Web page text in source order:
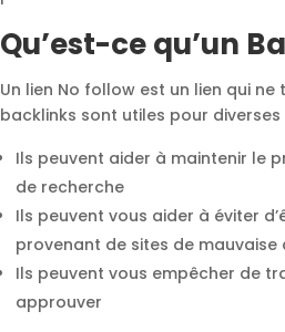
Qu’est-ce qu’un
Un lien No follow est un lien qui
backlinks sont utiles pour
Ils peuvent aider à maintenir le
de recherche
Ils peuvent vous aider à éviter
provenant de sites de mauvaise
Ils peuvent vous empêcher de
approuver